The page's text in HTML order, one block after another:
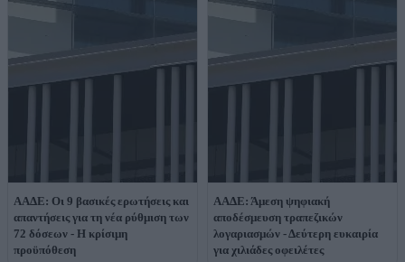
ΑΑΔΕ: Οι 9 βασικές ερωτήσεις και
απαντήσεις για τη νέα ρύθμιση των
72 δόσεων - Η κρίσιμη
προϋπόθεση
ΑΑΔΕ: Άμεση ψηφιακή
αποδέσμευση τραπεζικών
λογαριασμών - Δεύτερη ευκαιρία
για χιλιάδες οφειλέτες